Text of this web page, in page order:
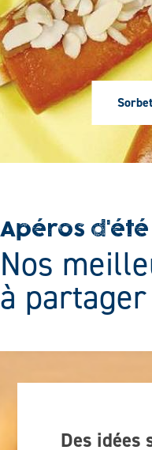
Sur
titre
Apéros d'été
Titre
Nos
à partager
Des idées